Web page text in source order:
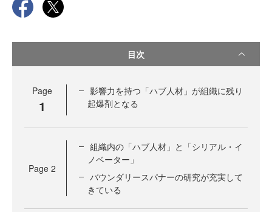
目次
Page
1
影響力を持つ「ハブ人材」が組織に残り
起爆剤となる
Page 2
組織内の「ハブ人材」と「シリアル・イ
ノベーター」
バウンダリースパナーの研究が充実して
きている